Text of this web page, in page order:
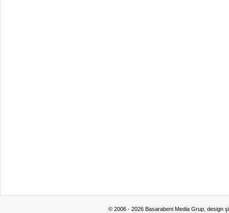
© 2006 - 2026 Basarabeni Media Grup, design